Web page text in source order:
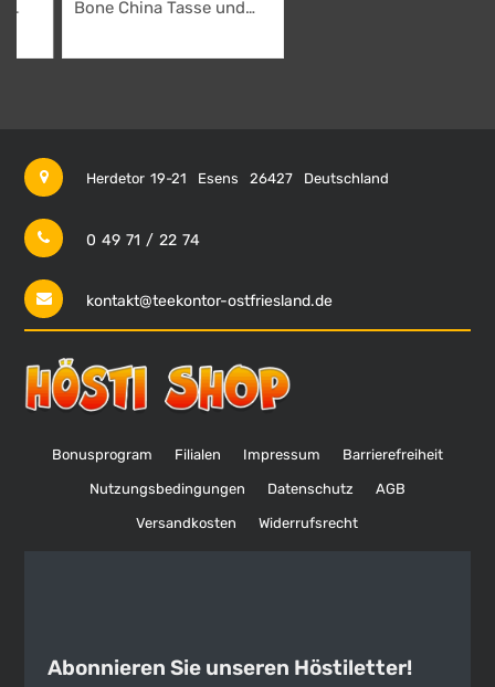
Bone China Tasse und
Herdetor 19-21 Esens 26427 Deutschland
0 49 71 / 22 74
kontakt@teekontor-ostfriesland.de
Bonusprogram Filialen Impressum Barrierefreiheit
Nutzungsbedingungen Datenschutz AGB
Versandkosten Widerrufsrecht
Abonnieren Sie unseren Höstiletter!